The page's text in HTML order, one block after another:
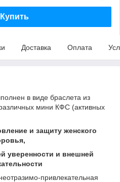
Купить
Доставка Оплата
в виде браслета из
мини КФС (активных
и защиту женского
уверенности и внешней
привлекательная